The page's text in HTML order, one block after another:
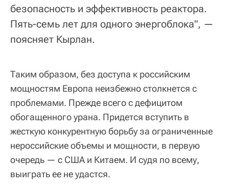
безопасность и эффективность реактора.
Пять-семь лет для одного энергоблока", —
поясняет Кырлан.
Таким образом, без доступа к российским
мощностям Европа неизбежно столкнется с
проблемами. Прежде всего с дефицитом
обогащенного урана. Придется вступить в
жесткую конкурентную борьбу за ограниченные
нероссийские объемы и мощности, в первую
очередь — с США и Китаем. И судя по всему,
выиграть ее не удастся.